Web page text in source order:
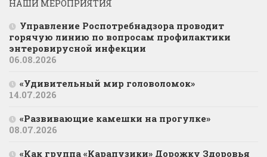
НАШИ МЕРОПРИЯТИЯ
Управление Роспотребнадзора проводит
горячую линию по вопросам профилактики
энтеровирусной инфекции
06.08.2026
«Удивительный мир головоломок»
14.07.2026
«Развивающие камешки на прогулке»
08.07.2026
«Как группа «Карапузики» Дорожку Здоровья